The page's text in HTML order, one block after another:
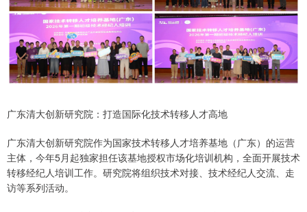
广东清大创新研究院：打造国际化技术转移人才高地
广东清大创新研究院作为国家技术转移人才培养基地（广东）的运营
主体，今年5月起独家担任该基地授权市场化培训机构，全面开展技术
转移经纪人培训工作。研究院将组织技术对接、技术经纪人交流、走
访等系列活动。